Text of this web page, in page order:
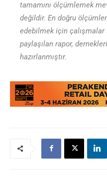
tamamını ölçümlemek
değildir. En doğru
edebilmek için
paylaşılan rapor,
hazırlanmıştır.